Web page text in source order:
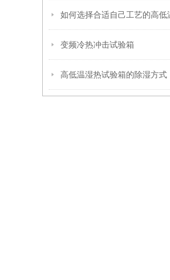
变频冷热冲击试验箱
高低温湿热试验箱的除湿方式